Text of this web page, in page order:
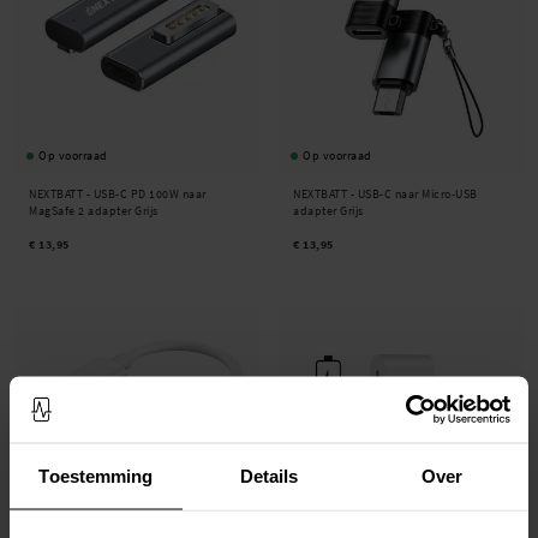
Toestemming Details Over
Op voorraad
NEXTBATT - USB-C PD 100W naar
MagSafe 2 adapter Grijs
€ 13,95
Op voorraad
NEXTBATT - USB-C naar Micro-USB
adapter Grijs
€ 13,95